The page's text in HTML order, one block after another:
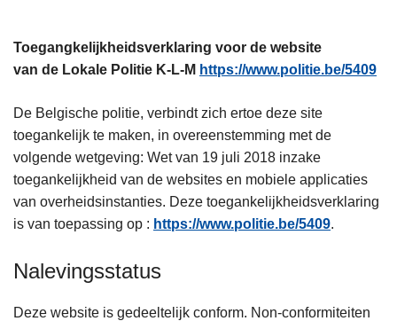
Toegangkelijkheidsverklaring voor de website
van de Lokale Politie K-L-M https://www.politie.be/5409
De Belgische politie, verbindt zich ertoe deze site
toegankelijk te maken, in overeenstemming met de
volgende wetgeving: Wet van 19 juli 2018 inzake
toegankelijkheid van de websites en mobiele applicaties
van overheidsinstanties. Deze toegankelijkheidsverklaring
is van toepassing op : https://www.politie.be/5409.
Nalevingsstatus
Deze website is gedeeltelijk conform. Non-conformiteiten